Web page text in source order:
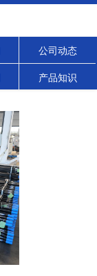
公司动态
产品知识